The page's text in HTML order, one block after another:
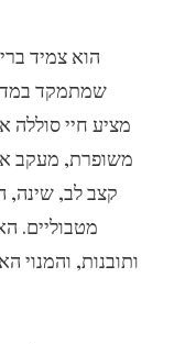
שמתמקד
מטבוליים.
ותובנות, והמנוי